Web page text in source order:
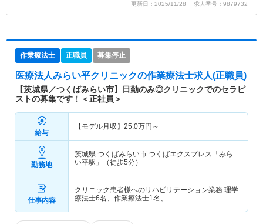
更新日：2025/11/28 求人番号：9879732
作業療法士 正職員 募集停止
医療法人みらい平クリニックの作業療法士求人(正職員)
【茨城県／つくばみらい市】日勤のみ◎クリニックでのセラピ
ストの募集です！＜正社員＞
給与
【モデル月収】 25.0万円～
勤務地
茨城県 つくばみらい市 つくばエクスプレス「みら
い平駅」（徒歩5分）
仕事内容
クリニック患者様へのリハビリテーション業務 理学
療法士6名、作業療法士1名、…